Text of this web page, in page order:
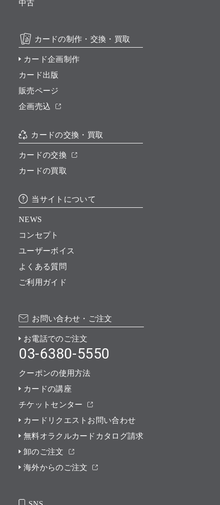
中古
カードの制作・交換・買取
カード企画制作
カード出版
販売ページ
企画売込
カードの交換・買取
カードの交換
カードの買取
当サイトについて
NEWS
コンセプト
ユーザーボイス
よくある質問
ご利用ガイド
お問い合わせ・ご注文
お電話でのご注文
03-6380-5550
クーポンの使用方法
カードの講座
チケットセンター
カードリクエストお問い合わせ
無料オラクルカードカタログ請求
卸のご注文
海外からのご注文